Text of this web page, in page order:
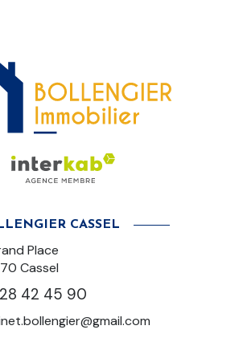
CASSEL
Place
Cassel
42 45 90